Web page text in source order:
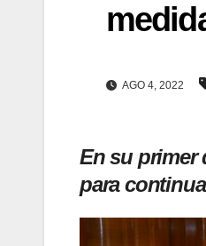
AGO 4, 2022
En su primer
para